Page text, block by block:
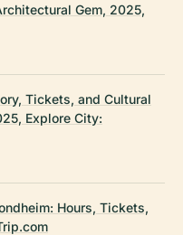
Gem, 2025,
Tickets, and Cultural
Explore City:
Hours, Tickets,